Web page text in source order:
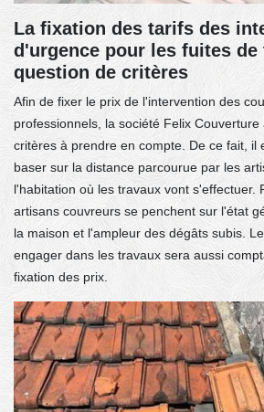
La fixation des tarifs des
d'urgence pour les fuites
question de critères
Afin de fixer le prix de l'intervention des
professionnels, la société Felix
critères à prendre en compte. De ce fait, il
baser sur la distance parcourue par les
l'habitation où les travaux vont s'effectuer.
artisans couvreurs se penchent sur l'état
la maison et l'ampleur des dégâts subis.
engager dans les travaux sera aussi
fixation des prix.